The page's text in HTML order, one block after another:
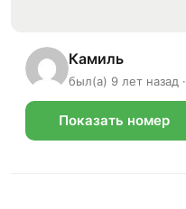
Камиль
был(а) 9 лет назад
Показать номер